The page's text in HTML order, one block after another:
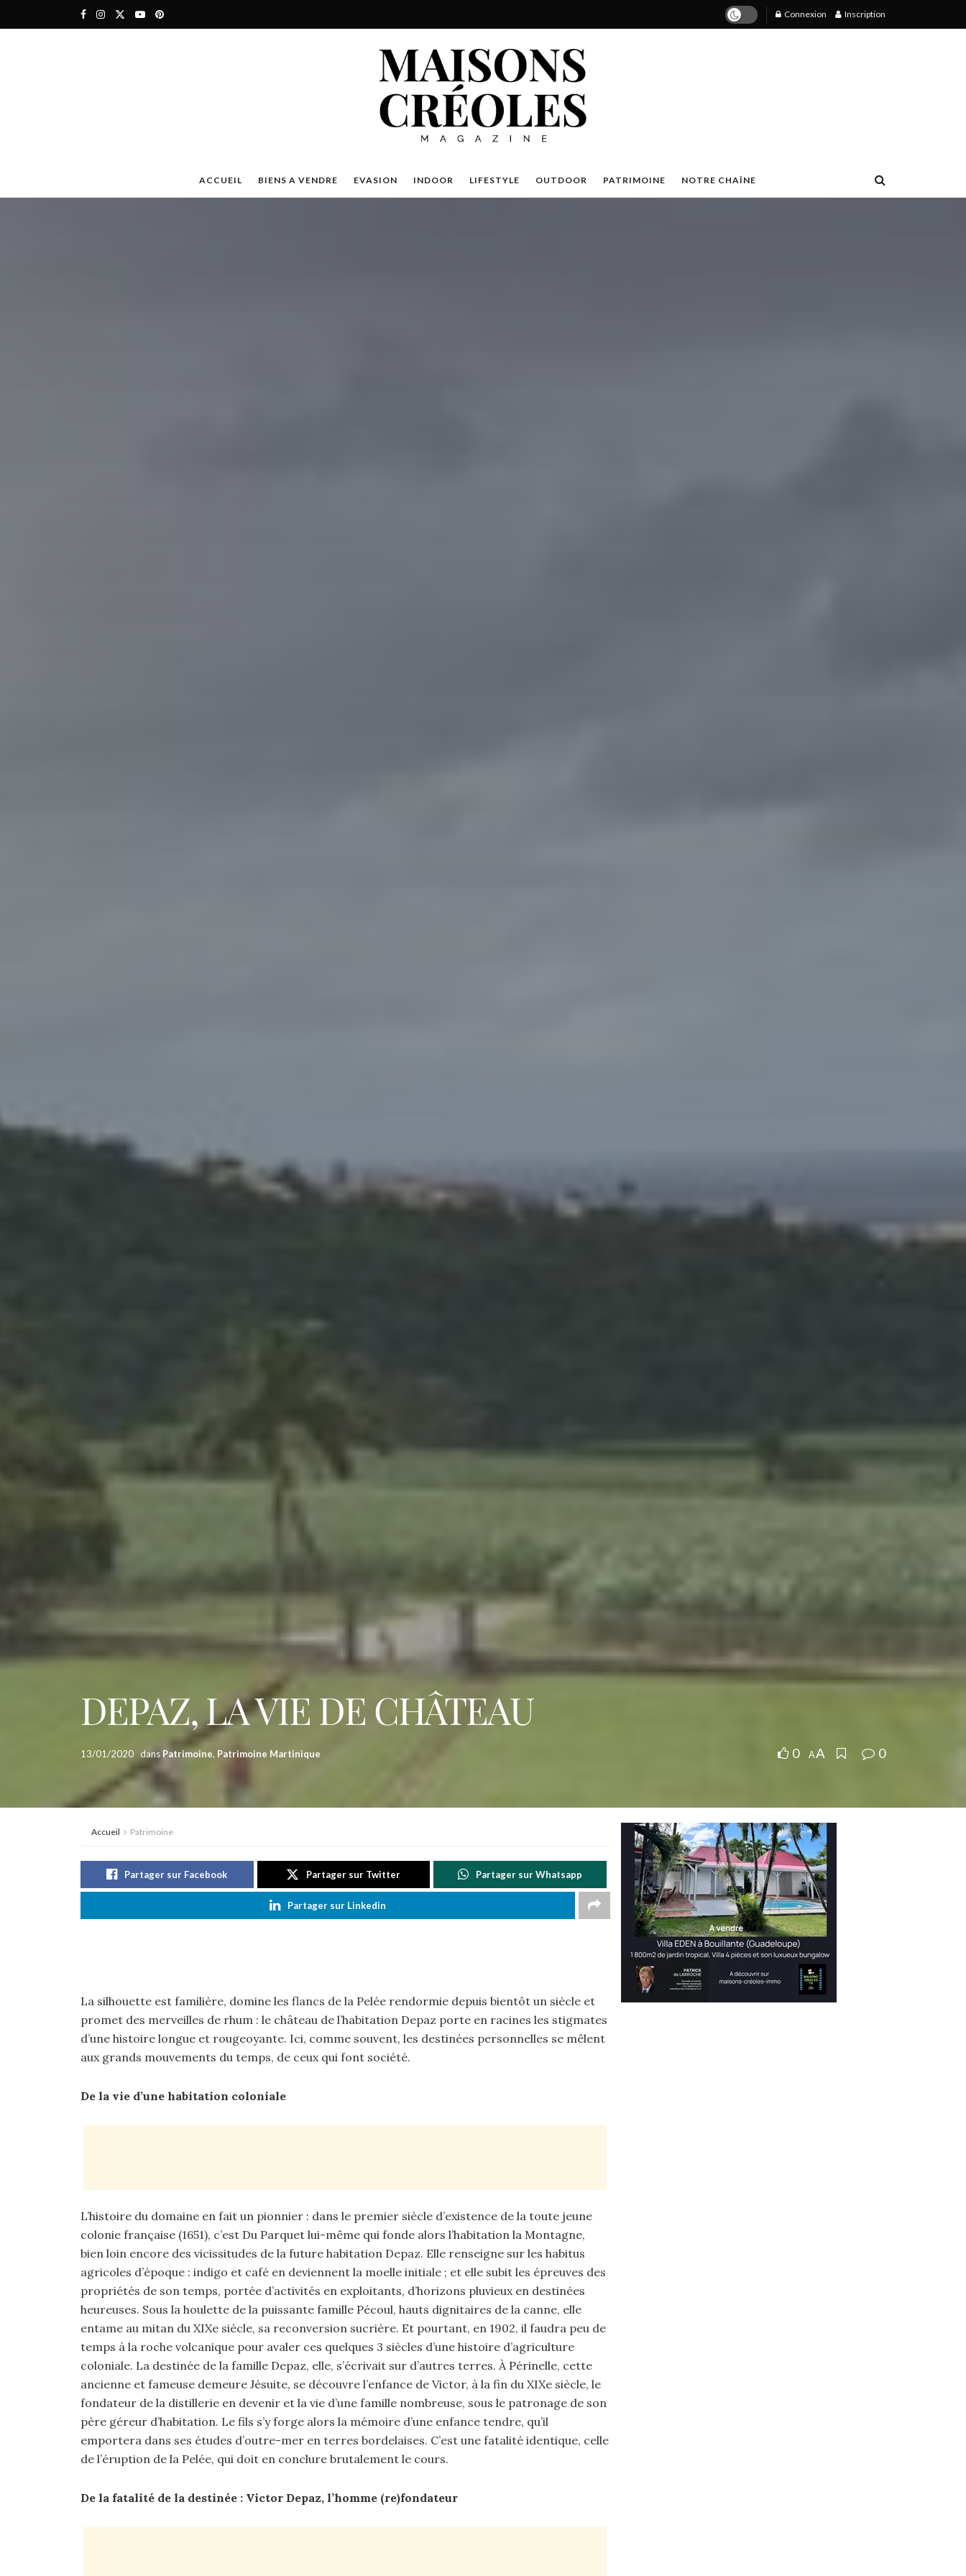
Connexion Inscription
ACCUEIL BIENS A VENDRE EVASION INDOOR LIFESTYLE OUTDOOR PATRIMOINE NOTRE CHAÎNE
DEPAZ, LA VIE DE CHÂTEAU
13/01/2020 dans Patrimoine, Patrimoine Martinique 0 AA 0
Accueil Patrimoine
Partager sur Facebook Partager sur Twitter Partager sur Whatsapp
Partager sur Linkedin
La silhouette est familière, domine les flancs de la Pelée rendormie depuis bientôt un siècle et
promet des merveilles de rhum : le château de l’habitation Depaz porte en racines les stigmates
d’une histoire longue et rougeoyante. Ici, comme souvent, les destinées personnelles se mêlent
aux grands mouvements du temps, de ceux qui font société.
De la vie d’une habitation coloniale
L’histoire du domaine en fait un pionnier : dans le premier siècle d’existence de la toute jeune
colonie française (1651), c’est Du Parquet lui-même qui fonde alors l’habitation la Montagne,
bien loin encore des vicissitudes de la future habitation Depaz. Elle renseigne sur les habitus
agricoles d’époque : indigo et café en deviennent la moelle initiale ; et elle subit les épreuves des
propriétés de son temps, portée d’activités en exploitants, d’horizons pluvieux en destinées
heureuses. Sous la houlette de la puissante famille Pécoul, hauts dignitaires de la canne, elle
entame au mitan du XIXe siècle, sa reconversion sucrière. Et pourtant, en 1902, il faudra peu de
temps à la roche volcanique pour avaler ces quelques 3 siècles d’une histoire d’agriculture
coloniale. La destinée de la famille Depaz, elle, s’écrivait sur d’autres terres. À Périnelle, cette
ancienne et fameuse demeure Jésuite, se découvre l’enfance de Victor, à la fin du XIXe siècle, le
fondateur de la distillerie en devenir et la vie d’une famille nombreuse, sous le patronage de son
père géreur d’habitation. Le fils s’y forge alors la mémoire d’une enfance tendre, qu’il
emportera dans ses études d’outre-mer en terres bordelaises. C’est une fatalité identique, celle
de l’éruption de la Pelée, qui doit en conclure brutalement le cours.
De la fatalité de la destinée : Victor Depaz, l’homme (re)fondateur